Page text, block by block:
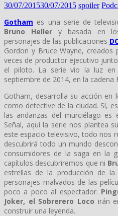
30/07/201530/07/2015 spoiler
Gotham es una serie de
Bruno Hellery basada en
personajes de las publicaciones
Gordon y Bruce Wayne, creados
veces de productor ejecutivo
el piloto. La serie vio la luz
septiembre de 2014, en la cadena
Gotham, desarrolla su acción en
como detective de la ciudad. Sí,
las andanzas del murciélago
Señal, aquí la serie nos plantea
este espacio televisivo, todo nos
descubrirá todo un mundo
consumidores de la saga en la
capítulos descubriremos que ni
estrellas de la producción de
personajes malvados de las
poco a poco al espectador.
Joker, el Sobrerero Loco irán
construir una leyenda.